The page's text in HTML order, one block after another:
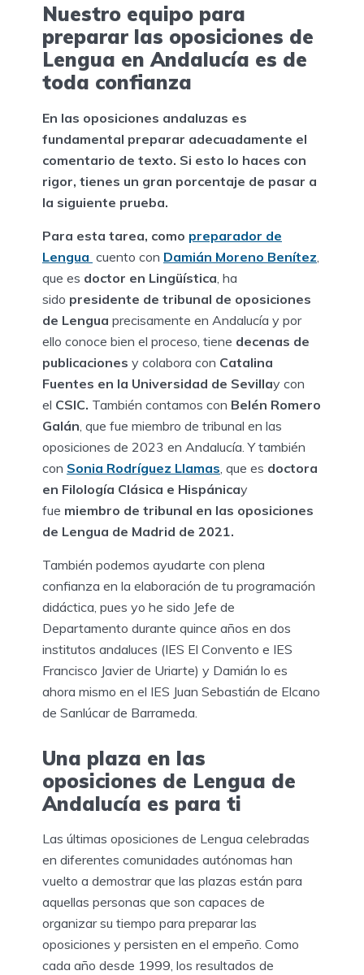
Nuestro equipo para
preparar las oposiciones de
Lengua en Andalucía es de
toda confianza
En las oposiciones andaluzas es
fundamental preparar adecuadamente el
comentario de texto. Si esto lo haces con
rigor, tienes un gran porcentaje de pasar a
la siguiente prueba.
Para esta tarea, como preparador de
Lengua cuento con Damián Moreno Benítez
que es doctor en Lingüística , ha
sido presidente de tribunal de oposiciones
de Lengua precisamente en Andalucía y por
ello conoce bien el proceso, tiene decenas de
publicaciones y colabora con Catalina
Fuentes en la Universidad de Sevillay con
el CSIC. También contamos con Belén Romero
Galán , que fue miembro de tribunal en las
oposiciones de 2023 en Andalucía. Y también
con Sonia Rodríguez Llamas , que es doctora
en Filología Clásica e Hispánicay
fue miembro de tribunal en las oposiciones
de Lengua de Madrid de 2021.
También podemos ayudarte con plena
confianza en la elaboración de tu programación
didáctica, pues yo he sido Jefe de
Departamento durante quince años en dos
institutos andaluces (IES El Convento e IES
Francisco Javier de Uriarte) y Damián lo es
ahora mismo en el IES Juan Sebastián de Elcano
de Sanlúcar de Barrameda.
Una plaza en las
oposiciones de Lengua de
Andalucía es para ti
Las últimas oposiciones de Lengua celebradas
en diferentes comunidades autónomas han
vuelto a demostrar que las plazas están para
aquellas personas que son capaces de
organizar su tiempo para preparar las
oposiciones y persisten en el empeño. Como
cada año desde 1999, los resultados de